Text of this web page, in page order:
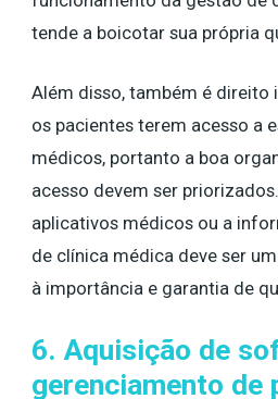
tende a boicotar sua própria
Além disso, também é direito
os pacientes terem acesso a
médicos, portanto a boa
acesso devem ser
aplicativos médicos ou a
de clínica médica deve ser
à importância e garantia de
6. Aquisição de
gerenciamento de